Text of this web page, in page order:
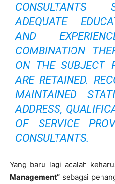
CONSULTANTS
ADEQUATE
AND
COMBINATION
ON THE SUBJECT
ARE RETAINED.
MAINTAINED
ADDRESS,
OF SERVICE
CONSULTANTS.
Yang baru lagi adalah
Management” sebagai